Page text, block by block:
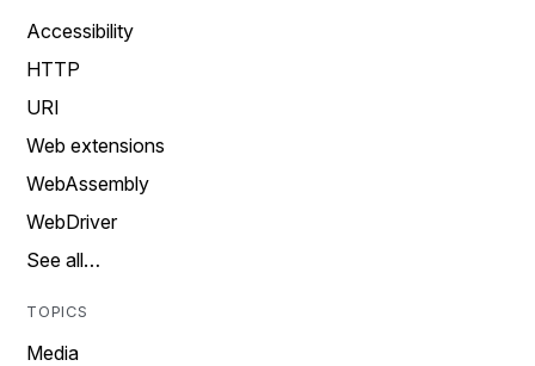
Accessibility
HTTP
URI
Web extensions
WebAssembly
WebDriver
See all…
TOPICS
Media